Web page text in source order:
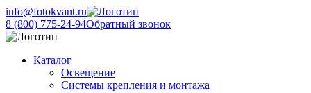
info@fotokvant.ru
8 (800) 775-24-94Обратный звонок
Каталог
Освещение
Системы крепления и монтажа